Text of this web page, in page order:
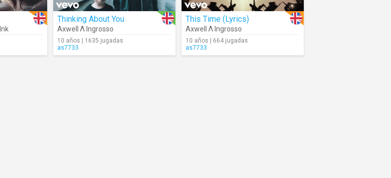
Thinking About You
Axwell Λ Ingrosso
10 años | 1635 jugadas
as7733
This Time (Lyrics)
Axwell Λ Ingrosso
10 años | 664 jugadas
as7733